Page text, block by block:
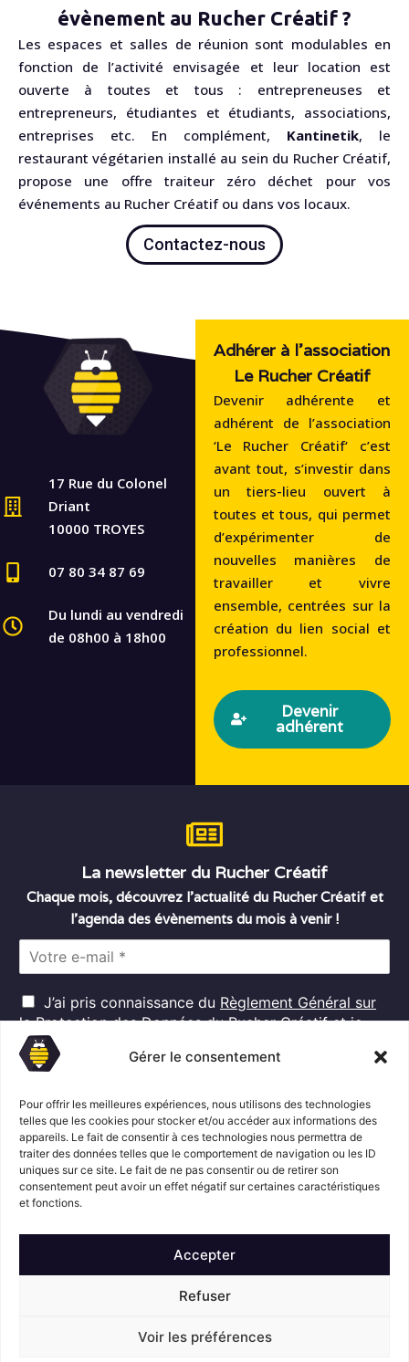
Gérer le consentement
Pour offrir les meilleures expériences, nous utilisons des technologies
telles que les cookies pour stocker et/ou accéder aux informations des
appareils. Le fait de consentir à ces technologies nous permettra de
traiter des données telles que le comportement de navigation ou les ID
uniques sur ce site. Le fait de ne pas consentir ou de retirer son
consentement peut avoir un effet négatif sur certaines caractéristiques
et fonctions.
Accepter
Refuser
Voir les préférences
évènement au Rucher Créatif ?
Les espaces et salles de réunion sont modulables en
fonction de l’activité envisagée et leur location est
ouverte à toutes et tous : entrepreneuses et
entrepreneurs, étudiantes et étudiants, associations,
entreprises etc. En complément, Kantinetik, le
restaurant végétarien installé au sein du Rucher Créatif,
propose une offre traiteur zéro déchet pour vos
événements au Rucher Créatif ou dans vos locaux.
Contactez-nous
17 Rue du Colonel
Driant
10000 TROYES
07 80 34 87 69
Du lundi au vendredi
de 08h00 à 18h00
Adhérer à l'association
Le Rucher Créatif
Devenir adhérente et
adhérent de l’association
‘Le Rucher Créatif‘ c’est
avant tout, s’investir dans
un tiers-lieu ouvert à
toutes et tous, qui permet
d’expérimenter de
nouvelles manières de
travailler et vivre
ensemble, centrées sur la
création du lien social et
professionnel.
Devenir
adhérent
La newsletter du Rucher Créatif
Chaque mois, découvrez l’actualité du Rucher Créatif et
l’agenda des évènements du mois à venir !
l
*
R
G
D
P
J’ai pris connaissance du Règlement Général sur
la Protection des Donnéesdu Rucher Créatif et je
consens au traitement de mes données personnelles
dans ces conditions.*
S'abonner
Suivez l'actualité du Rucher créatif
Mentions légales